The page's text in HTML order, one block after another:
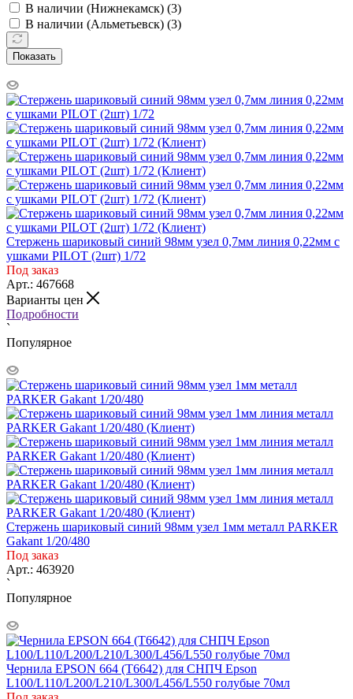
В наличии (Нижнекамск) (3)
В наличии (Альметьевск) (3)
Показать
Стержень шариковый синий 98мм узел 0,7мм линия 0,22мм с
ушками PILOT (2шт) 1/72
Под заказ
Арт.: 467668
Варианты цен
Подробности
`
Популярное
Стержень шариковый синий 98мм узел 1мм металл PARKER
Gakant 1/20/480
Под заказ
Арт.: 463920
`
Популярное
Чернила EPSON 664 (T6642) для СНПЧ Epson
L100/L110/L200/L210/L300/L456/L550 голубые 70мл